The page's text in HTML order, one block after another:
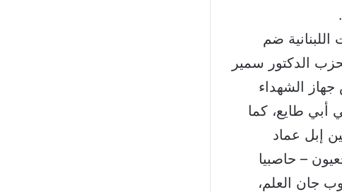
ضم
الدكتور سمير
جهاز الشهداء
طايع، كما
إبل عماد
– حاصبيا
جان العلم،